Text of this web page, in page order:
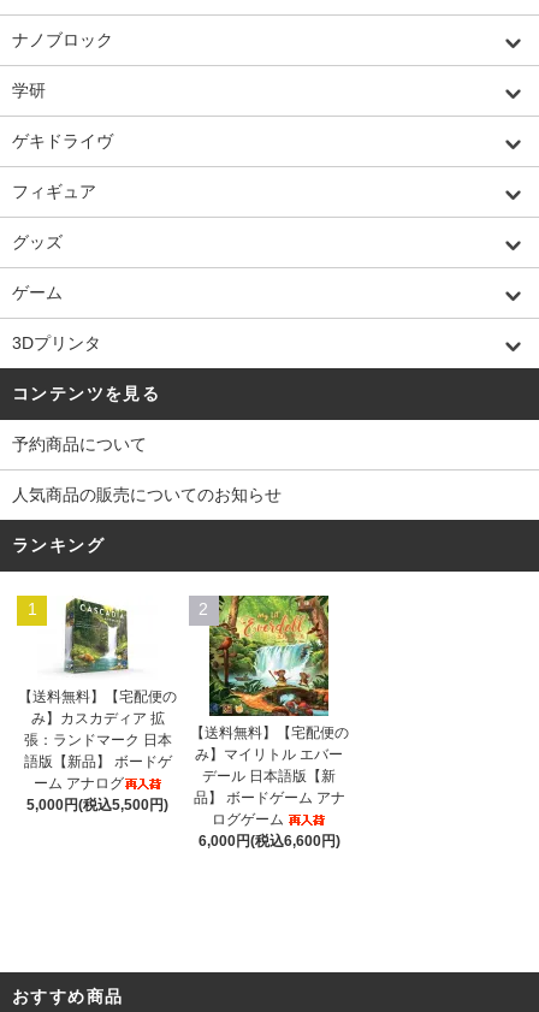
ナノブロック
学研
ゲキドライヴ
フィギュア
グッズ
ゲーム
3Dプリンタ
コンテンツを見る
予約商品について
人気商品の販売についてのお知らせ
ランキング
1
【送料無料】【宅配便の
み】カスカディア 拡
張：ランドマーク 日本
語版【新品】 ボードゲ
ーム アナログ
5,000円(税込5,500円)
2
【送料無料】【宅配便の
み】マイリトル エバー
デール 日本語版【新
品】 ボードゲーム アナ
ログゲーム
6,000円(税込6,600円)
おすすめ商品